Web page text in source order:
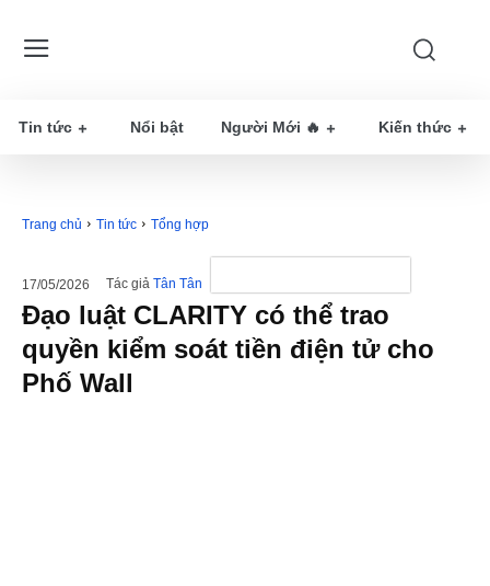
Tin tức Nổi bật Người Mới 🔥 Kiến thức
Trang chủ Tin tức Tổng hợp
17/05/2026 Tác giả Tân Tân
Đạo luật CLARITY có thể trao
quyền kiểm soát tiền điện tử cho
Phố Wall